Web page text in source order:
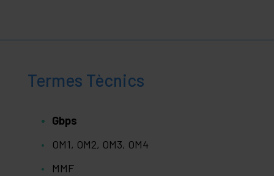
Termes Tècnics
Gbps
OM1, OM2, OM3, OM4
MMF